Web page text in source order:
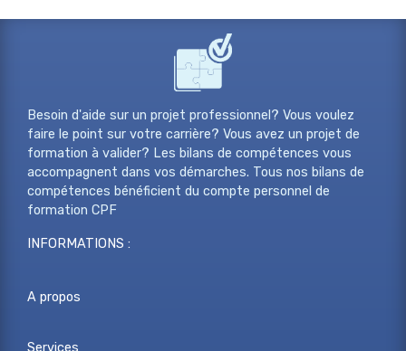
Besoin d'aide sur un projet professionnel? Vous voulez
faire le point sur votre carrière? Vous avez un projet de
formation à valider? Les bilans de compétences vous
accompagnent dans vos démarches. Tous nos bilans de
compétences bénéficient du compte personnel de
formation CPF
INFORMATIONS :
A propos